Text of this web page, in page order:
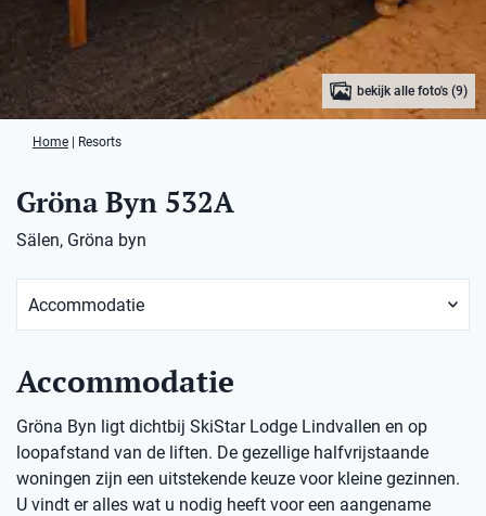
bekijk alle foto's (9)
Home Resorts
Gröna Byn 532A
Sälen, Gröna byn
Accommodatie
Gröna Byn ligt dichtbij SkiStar Lodge Lindvallen en op
loopafstand van de liften. De gezellige halfvrijstaande
woningen zijn een uitstekende keuze voor kleine gezinnen.
U vindt er alles wat u nodig heeft voor een aangename